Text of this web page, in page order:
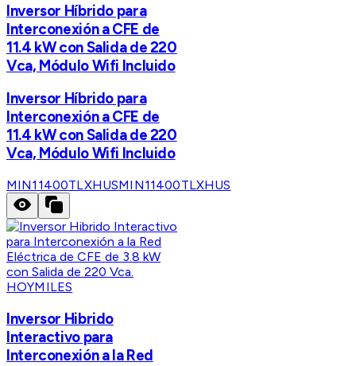
Inversor Híbrido para
Interconexión a CFE de
11.4 kW con Salida de 220
Vca, Módulo Wifi Incluido
Inversor Híbrido para
Interconexión a CFE de
11.4 kW con Salida de 220
Vca, Módulo Wifi Incluido
MIN11400TLXHUSMIN11400TLXHUS
HOYMILES
Inversor Hibrido
Interactivo para
Interconexión a la Red